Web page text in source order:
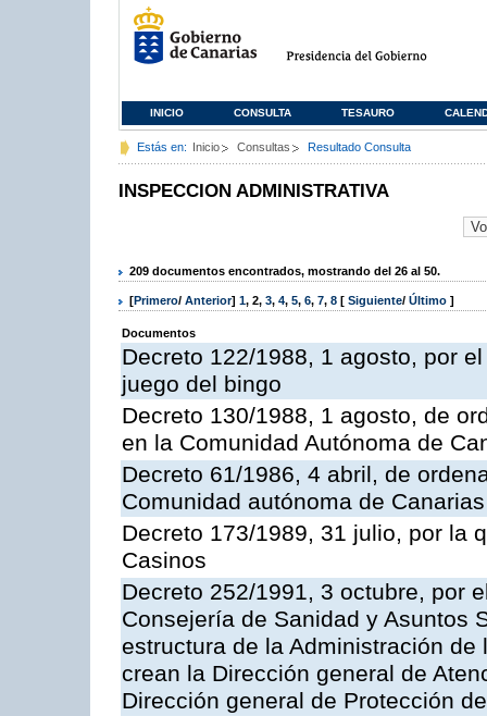
INICIO CONSULTA TESAURO
Estás en: Inicio Consultas Resultado Consulta
INSPECCION ADMINISTRATIVA
209 documentos encontrados, mostrando del 26 al 50.
[Primero/ Anterior] 1, 2, 3, 4, 5, 6, 7, 8 [ Siguiente/ Último ]
Documentos
Decreto 122/1988, 1 agosto, por
juego del bingo
Decreto 130/1988, 1 agosto, de
en la Comunidad Autónoma de
Decreto 61/1986, 4 abril, de
Comunidad autónoma de Canarias
Decreto 173/1989, 31 julio, por la
Casinos
Decreto 252/1991, 3 octubre, por
Consejería de Sanidad y Asuntos
estructura de la Administración
crean la Dirección general de
Dirección general de Protección